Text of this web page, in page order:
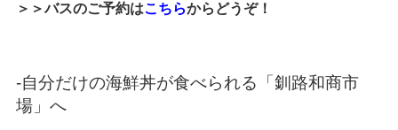
＞＞バスのご予約はこちらからどうぞ！
-自分だけの海鮮丼が食べられる「釧路和商市
場」へ